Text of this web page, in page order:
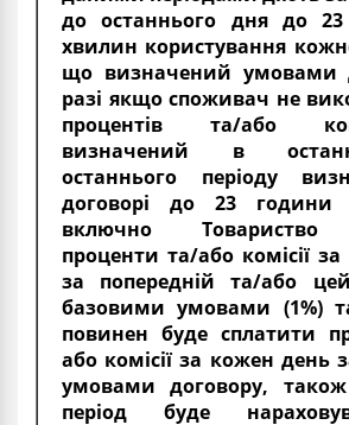
до останнього дня до
хвилин користування
що визначений умовами
разі якщо споживач не
процентів та/або
визначений в
останнього періоду
договорі до 23 години
включно Товариство
проценти та/або комісії
за попередній та/або
базовими умовами (1%)
повинен буде сплатити
або комісії за кожен день
умовами договору,
період буде